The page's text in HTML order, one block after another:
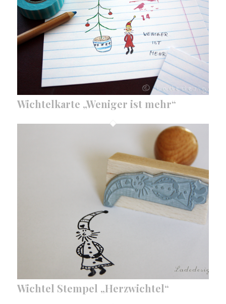
Wichtelkarte „Weniger ist mehr“
Wichtel Stempel „Herzwichtel“